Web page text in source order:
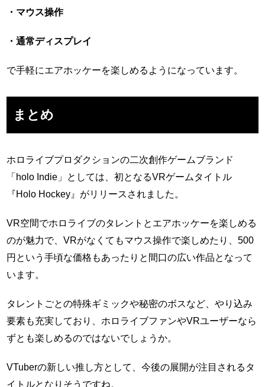
・マウス操作
・通常ディスプレイ
で手軽にエアホッケーを楽しめるようになっています。
まとめ
ホロライブプロダクションの二次創作ゲームブランド
「holo Indie」としては、初となるVRゲームタイトル
『Holo Hockey』がリリースされました。
VR空間でホロライブのタレントとエアホッケーを楽しめる
のが魅力で、VRがなくてもマウス操作で楽しめたり、500
円という手頃な価格もあったりと間口の広い作品となって
います。
タレントごとの特殊ギミックや秘密のボスなど、やり込み
要素も充実しており、ホロライブファンやVRユーザーなら
ずとも楽しめるのではないでしょうか。
VTuberの新しい推し方として、今後の展開が注目されるタ
イトルとなりそうですね。